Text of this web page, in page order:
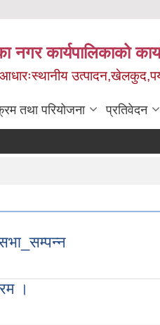
नगर कार्यपालिकाको
तथा परियोजना प्रतिवेदन
।